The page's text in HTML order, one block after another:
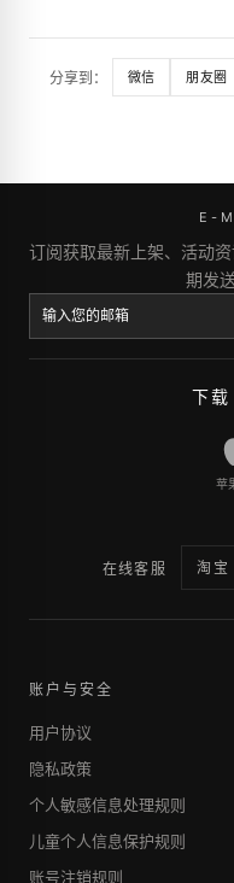
分享到： 微信 朋友圈
E-
订阅获取最新上架、活动
期发
下
苹
在线客服 淘宝
账户与安全
用户协议
隐私政策
个人敏感信息处理规则
儿童个人信息保护规则
账号注销规则